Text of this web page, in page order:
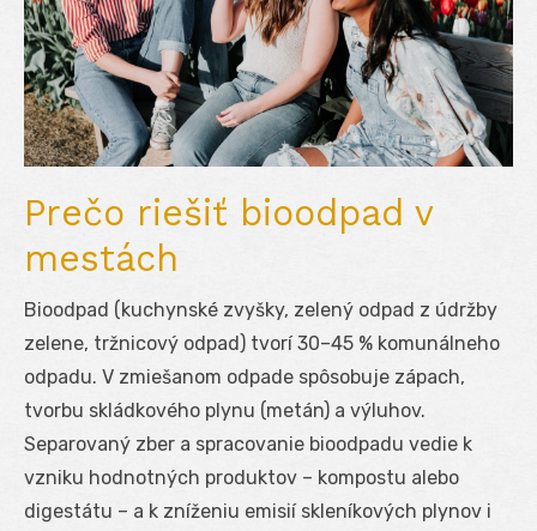
Prečo riešiť bioodpad v
mestách
Bioodpad (kuchynské zvyšky, zelený odpad z údržby
zelene, tržnicový odpad) tvorí 30–45 % komunálneho
odpadu. V zmiešanom odpade spôsobuje zápach,
tvorbu skládkového plynu (metán) a výluhov.
Separovaný zber a spracovanie bioodpadu vedie k
vzniku hodnotných produktov – kompostu alebo
digestátu – a k zníženiu emisií skleníkových plynov i